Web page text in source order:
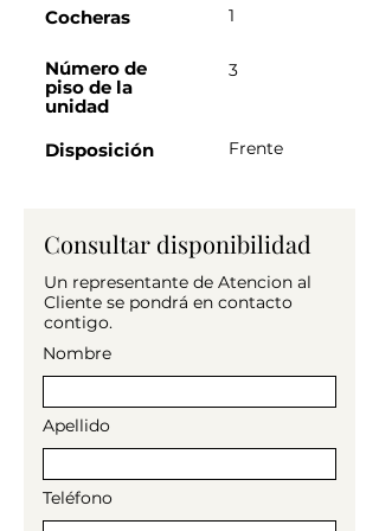
Cocheras 1
Número de
piso de la
unidad
3
Disposición Frente
Consultar disponibilidad
Un representante de Atencion al
Cliente se pondrá en contacto
contigo.
Nombre
Apellido
Teléfono